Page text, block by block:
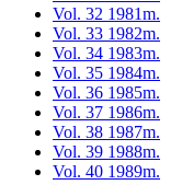
Vol. 32 1981m.
Vol. 33 1982m.
Vol. 34 1983m.
Vol. 35 1984m.
Vol. 36 1985m.
Vol. 37 1986m.
Vol. 38 1987m.
Vol. 39 1988m.
Vol. 40 1989m.